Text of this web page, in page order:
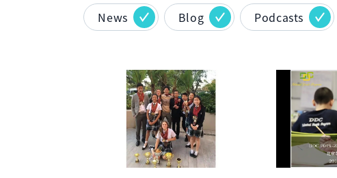
News Blog Podcasts
News image News image